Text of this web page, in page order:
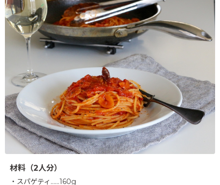
材料（2人分）
・スパゲティ……160g